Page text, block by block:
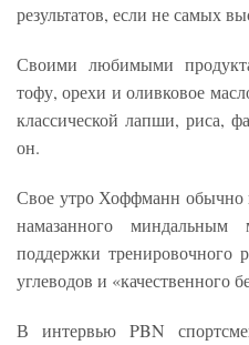
результатов, если не самых
Своими любимыми
тофу, орехи и оливковое
классической лапши, риса,
он.
Свое утро Хоффманн обычно
намазанного
поддержки тренировочного
углеводов и «качественного
В интервью PBN